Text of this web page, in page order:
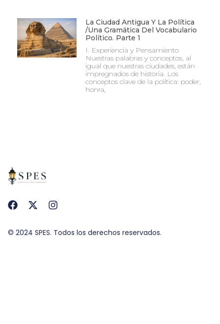
La Ciudad Antigua Y La Política
/Una Gramática Del Vocabulario
Político. Parte 1
I. Experiencia y Pensamiento
Nuestras palabras y conceptos, al
igual que nuestras ciudades, están
impregnados de historia. Los
conceptos clave de la política: poder,
honra,
© 2024 SPES. Todos los derechos reservados.